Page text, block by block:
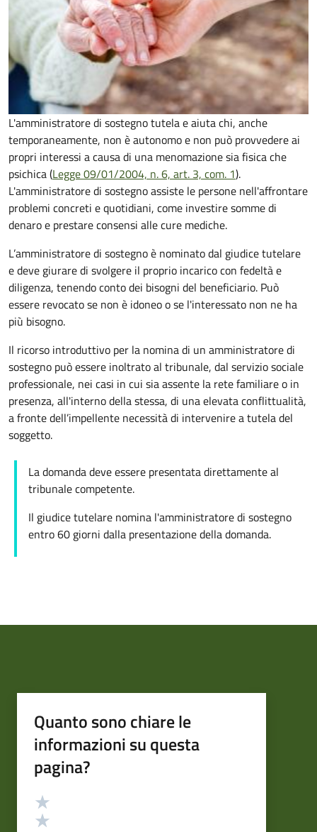
L'amministratore di sostegno tutela e aiuta chi, anche
temporaneamente, non è autonomo e non può provvedere ai
propri interessi a causa di una menomazione sia fisica che
psichica (Legge 09/01/2004, n. 6, art. 3, com. 1).
L'amministratore di sostegno assiste le persone nell'affrontare
problemi concreti e quotidiani, come investire somme di
denaro e prestare consensi alle cure mediche.
L’amministratore di sostegno è nominato dal giudice tutelare
e deve giurare di svolgere il proprio incarico con fedeltà e
diligenza, tenendo conto dei bisogni del beneficiario. Può
essere revocato se non è idoneo o se l'interessato non ne ha
più bisogno.
Il ricorso introduttivo per la nomina di un amministratore di
sostegno può essere inoltrato al tribunale, dal servizio sociale
professionale, nei casi in cui sia assente la rete familiare o in
presenza, all'interno della stessa, di una elevata conflittualità,
a fronte dell’impellente necessità di intervenire a tutela del
soggetto.
La domanda deve essere presentata direttamente al
tribunale competente.
Il giudice tutelare nomina l'amministratore di sostegno
entro 60 giorni dalla presentazione della domanda.
Quanto sono chiare le
informazioni su questa
pagina?
Valutazione